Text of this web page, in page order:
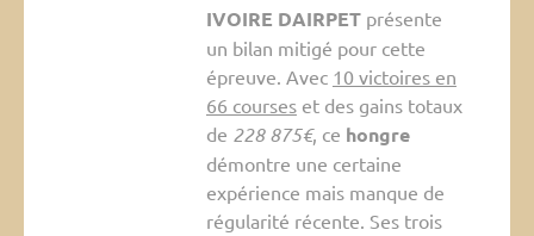
IVOIRE DAIRPETprésente
un bilan mitigé pour cette
épreuve. Avec 10 victoires en
66 courseset des gains totaux
de 228 875€, ce hongre
démontre une certaine
expérience mais manque de
régularité récente. Ses trois